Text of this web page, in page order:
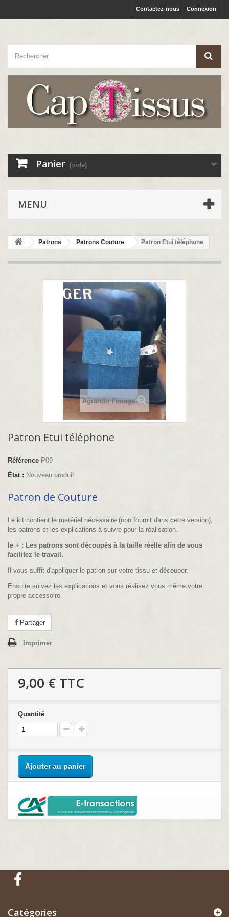
Connexion
Contactez-nous
Panier (vide)
MENU
Patrons Patrons Couture Patron Etui téléphone
Agrandir l'image
Patron Etui téléphone
Référence P09
État : Nouveau produit
Patron de Couture
Le kit contient le matériel nécessaire (non fournit dans cette version),
les patrons et les explications à suivre pour la réalisation.
le + : Les patrons sont découpés à la taille réelle afin de vous
facilitez le travail.
Il vous suffit d'appliquer le patron sur votre tissu et découper.
Ensuite suivez les explications et vous réalisez vous même votre
propre accessoire.
Partager
Imprimer
9,00 € TTC
Quantité
Ajouter au panier
Catégories